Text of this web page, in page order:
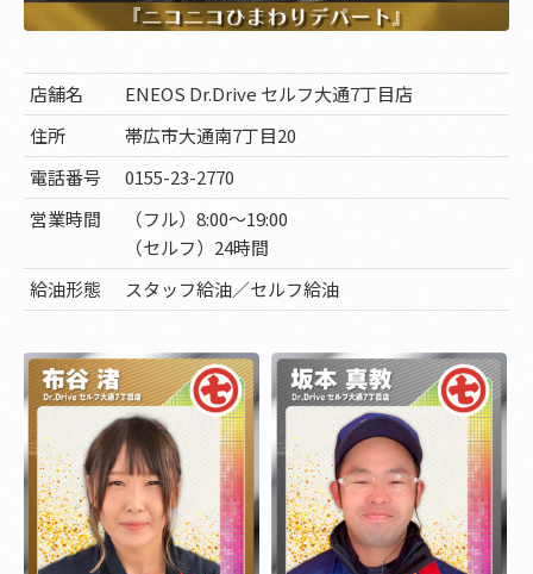
店舗名
ENEOS Dr.Drive セルフ大通7丁目店
住所
帯広市大通南7丁目20
電話番号
0155-23-2770
営業時間
（フル）8:00～19:00
（セルフ）24時間
給油形態
スタッフ給油／セルフ給油